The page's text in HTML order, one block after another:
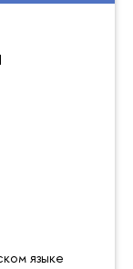
языке